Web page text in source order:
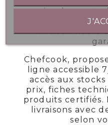
service, les
les attentes
livraison fiable
Chefcook,
ligne accessible
accès aux
prix, fiches
produits certifiés.
livraisons avec
selon